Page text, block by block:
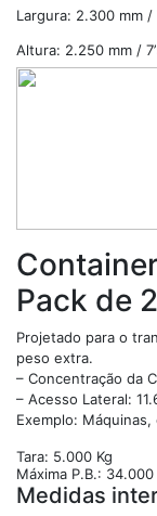
Largura: 2.300 mm /
Altura: 2.250 mm /
Pack de
Projetado para o
peso extra.
– Concentração da
– Acesso Lateral:
Exemplo: Máquinas,
Tara: 5.000 Kg
Máxima P.B.: 34.000
Medidas